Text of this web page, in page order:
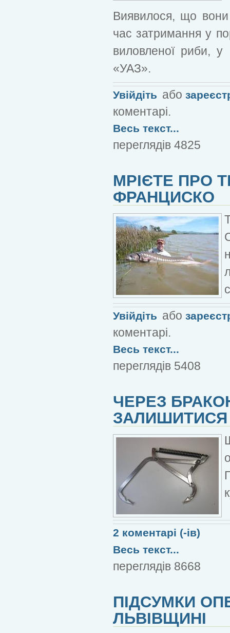
Виявилося, що
час затримання у
виловленої риби, у
«УАЗ».
Увійдіть або
коментарі.
Весь текст...
переглядів 4825
МРІЄТЕ ПРО
ФРАНЦИСКО
Увійдіть або
коментарі.
Весь текст...
переглядів 5408
ЧЕРЕЗ
ЗАЛИШИТИСЯ
2 коментарі (-ів)
Весь текст...
переглядів 8668
ПІДСУМКИ
ЛЬВІВЩИНІ